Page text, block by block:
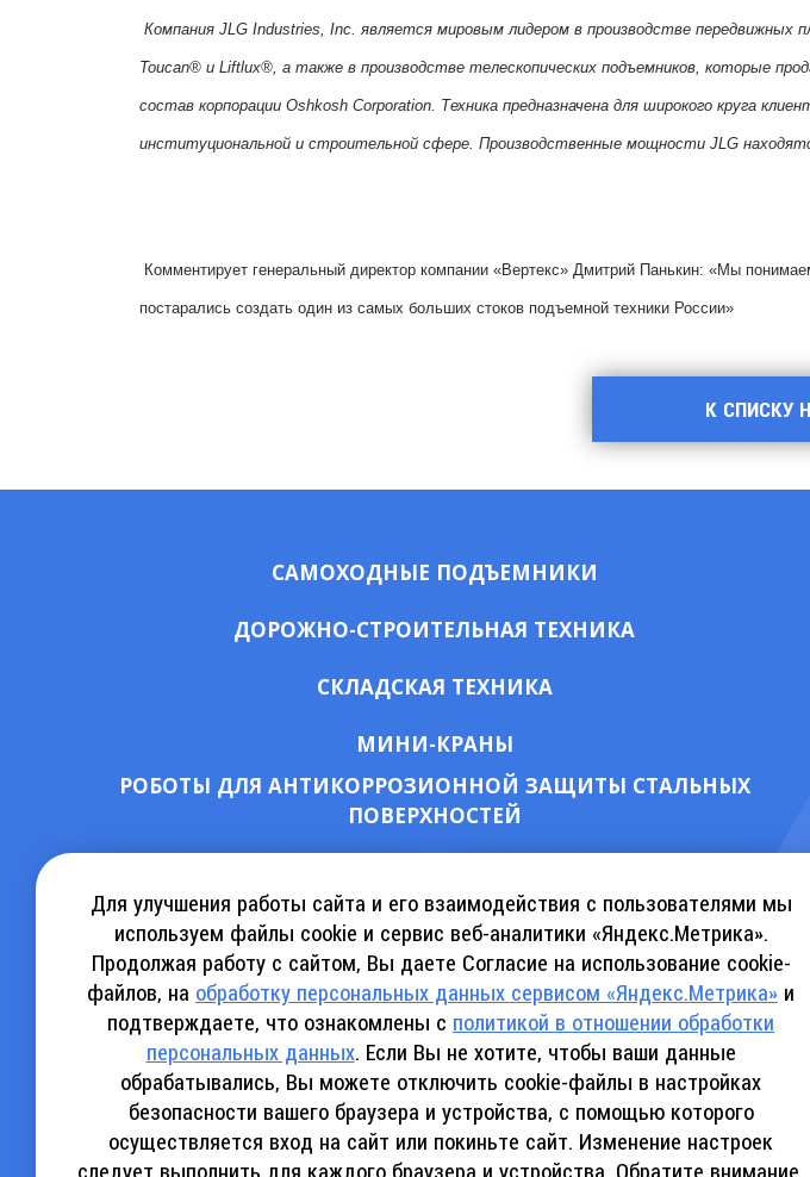
Компания JLG Industries, Inc. является мировым лидером в производстве
Toucan® и Liftlux®, а также в производстве телескопических подъемников, которые
состав корпорации Oshkosh Corporation. Техника предназначена для широкого круга
институциональной и строительной сфере. Производственные мощности JLG
Комментирует генеральный директор компании «Вертекс» Дмитрий Панькин: «Мы
постарались создать один из самых больших стоков подъемной техники России»
К СПИСКУ
САМОХОДНЫЕ ПОДЪЕМНИКИ
ДОРОЖНО-СТРОИТЕЛЬНАЯ ТЕХНИКА
СКЛАДСКАЯ ТЕХНИКА
МИНИ-КРАНЫ
РОБОТЫ ДЛЯ АНТИКОРРОЗИОННОЙ ЗАЩИТЫ СТАЛЬНЫХ
ПОВЕРХНОСТЕЙ
СКАЧАТЬ КАТАЛОГ АРЕНДЫ КАТАЛОГ KEBU CRANE
СКАЧАТЬ КАТАЛОГ SINOBOOM СКАЧАТЬ КАТАЛОГ INSLIFT
Политика конфиденциальности
Для улучшения работы сайта и его взаимодействия с пользователями мы
используем файлы cookie и сервис веб-аналитики «Яндекс.Метрика».
Продолжая работу с сайтом, Вы даете Согласие на использование cookie-
файлов, на обработку персональных данных сервисом «Яндекс.Метрика» и
подтверждаете, что ознакомлены с политикой в отношении обработки
персональных данных. Если Вы не хотите, чтобы ваши данные
обрабатывались, Вы можете отключить cookie-файлы в настройках
безопасности вашего браузера и устройства, с помощью которого
осуществляется вход на сайт или покиньте сайт. Изменение настроек
следует выполнить для каждого браузера и устройства. Обратите внимание,